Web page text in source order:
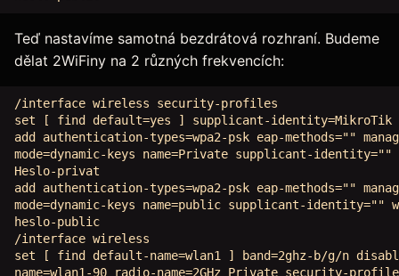
Teď nastavíme samotná bezdrátová rozhraní. Budeme
dělat 2WiFiny na 2 různých frekvencích:
/interface wireless security-profiles
set [ find default=yes ] supplicant-identity=MikroTik
add authentication-types=wpa2-psk eap-methods=""
mode=dynamic-keys name=Private supplicant-identity=""
Heslo-privat
add authentication-types=wpa2-psk eap-methods=""
mode=dynamic-keys name=public supplicant-identity=""
heslo-public
/interface wireless
set [ find default-name=wlan1 ] band=2ghz-b/g/n
name=wlan1-90 radio-name=2GHz_Private security-